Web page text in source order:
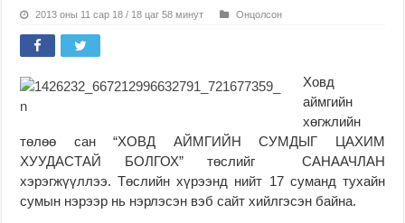
2013 оны 11 сар 18 / 18 цаг 58 минут Онцолсон
Ховд
аймгийн
хөгжлийн
төлөө сан “ХОВД АЙМГИЙН СУМДЫГ ЦАХИМ
ХУУДАСТАЙ БОЛГОХ” төслийг САНААЧЛАН
хэрэгжүүллээ. Төслийн хүрээнд нийт 17 суманд тухайн
сумын нэрээр нь нэрлэсэн вэб сайт хийлгэсэн байна.